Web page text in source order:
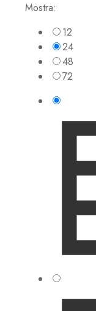
Mostra:
12
24
48
72